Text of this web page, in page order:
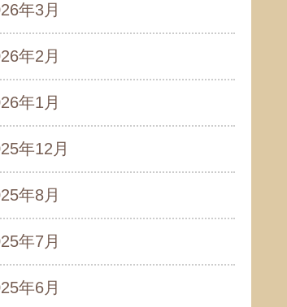
年3月
年2月
年1月
年12月
年8月
年7月
年6月